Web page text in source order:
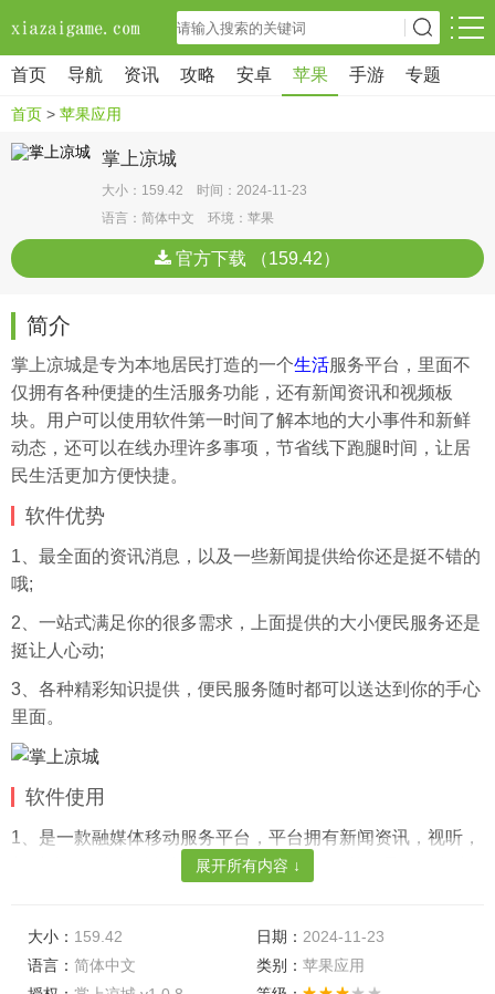
首页 导航 资讯 攻略 安卓 苹果 手游 专题
首页 > 苹果应用
掌上凉城
大小：159.42 时间：2024-11-23
语言：简体中文 环境：苹果
官方下载 （159.42）
简介
掌上凉城是专为本地居民打造的一个生活服务平台，里面不
仅拥有各种便捷的生活服务功能，还有新闻资讯和视频板
块。用户可以使用软件第一时间了解本地的大小事件和新鲜
动态，还可以在线办理许多事项，节省线下跑腿时间，让居
民生活更加方便快捷。
软件优势
1、最全面的资讯消息，以及一些新闻提供给你还是挺不错的
哦;
2、一站式满足你的很多需求，上面提供的大小便民服务还是
挺让人心动;
3、各种精彩知识提供，便民服务随时都可以送达到你的手心
里面。
软件使用
1、是一款融媒体移动服务平台，平台拥有新闻资讯，视听，
新时代，服务等等板块内容，可以帮助更好的引导及服务凉
2、为本地市民提供广播电视节目、各种与百姓生活相关的服
务实用信息和便民服务。
展开所有内容 ↓
大小： 159.42 日期： 2024-11-23
语言： 简体中文 类别： 苹果应用